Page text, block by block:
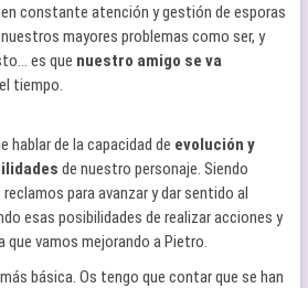
constante atención y gestión de esporas
mayores problemas como ser, y
es que nuestro amigo se va
tiempo.
hablar de la capacidad de evolución y
de nuestro personaje. Siendo
para avanzar y dar sentido al
esas posibilidades de realizar acciones y
que vamos mejorando a Pietro.
básica. Os tengo que contar que se han